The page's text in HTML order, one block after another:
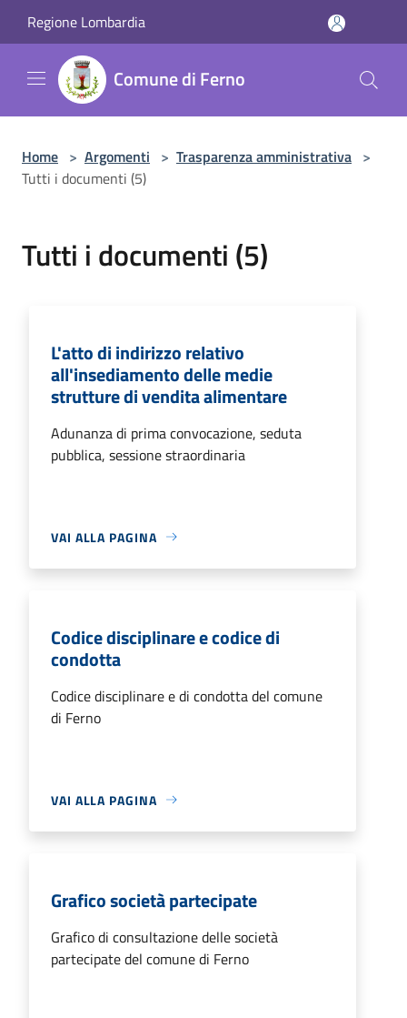
Regione Lombardia
Comune di Ferno
Home > Argomenti > Trasparenza amministrativa >
Tutti i documenti (5)
Tutti i documenti (5)
L'atto di indirizzo relativo
all'insediamento delle medie
strutture di vendita alimentare
Adunanza di prima convocazione, seduta
pubblica, sessione straordinaria
VAI ALLA PAGINA
Codice disciplinare e codice di
condotta
Codice disciplinare e di condotta del comune
di Ferno
VAI ALLA PAGINA
Grafico società partecipate
Grafico di consultazione delle società
partecipate del comune di Ferno